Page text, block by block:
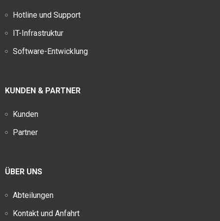
Hotline und Support
IT-Infrastruktur
Software-Entwicklung
KUNDEN & PARTNER
Kunden
Partner
ÜBER UNS
Abteilungen
Kontakt und Anfahrt